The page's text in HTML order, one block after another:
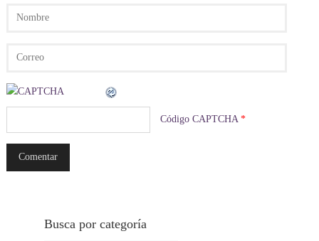
Código CAPTCHA*
Busca por categoría